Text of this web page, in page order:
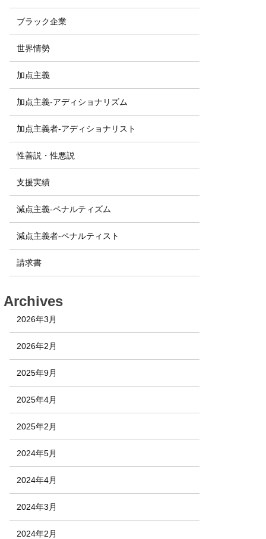
ブラック企業
世界情勢
加点主義
加点主義-アディショナリズム
加点主義者-アディショナリスト
性善説・性悪説
支援実績
減点主義-ペナルティズム
減点主義者-ペナルティスト
請求書
Archives
2026年3月
2026年2月
2025年9月
2025年4月
2025年2月
2024年5月
2024年4月
2024年3月
2024年2月